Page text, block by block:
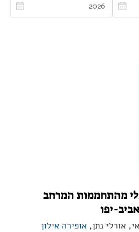
מהתחממות המרחב
יפו
אורלי נתן, אופירה אילון